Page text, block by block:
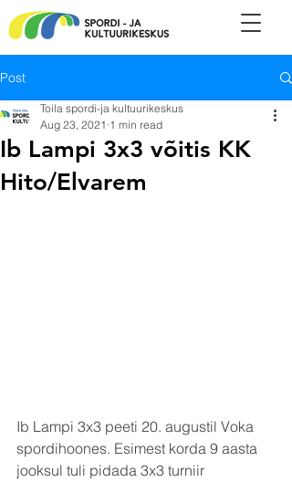
Post
Ib Lampi 3x3 võitis KK
Hito/Elvarem
Toila spordi-ja kultuurikeskus
Aug 23, 2021 1 min read
Ib Lampi 3x3 peeti 20. augustil Voka
spordihoones. Esimest korda 9 aasta
jooksul tuli pidada 3x3 turniir